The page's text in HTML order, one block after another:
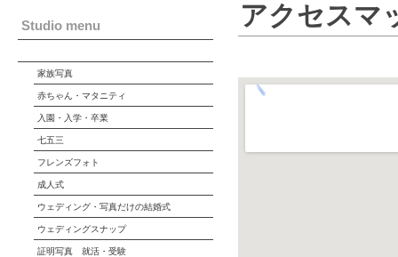
アクセスマ
Studio menu
家族写真
赤ちゃん・マタニティ
入園・入学・卒業
七五三
フレンズフォト
成人式
ウェディング・写真だけの結婚式
ウェディングスナップ
証明写真 就活・受験